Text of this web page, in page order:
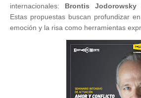
internacionales: Brontis Jodorowsky
Estas propuestas buscan profundizar
emoción y la risa como herramientas